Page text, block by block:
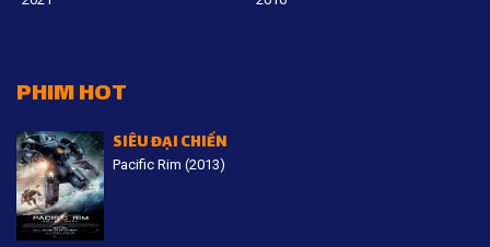
PHIM HOT
SIÊU ĐẠI CHIẾN
Pacific Rim (2013)